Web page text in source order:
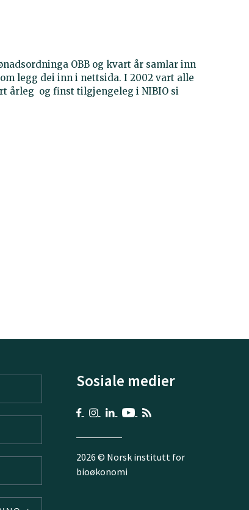
OBB og kvart år samlar inn
legg dei inn i nettsida. I 2002 vart alle
årleg og finst tilgjengeleg i NIBIO si
Sosiale medier
2026 © Norsk institutt for
bioøkonomi